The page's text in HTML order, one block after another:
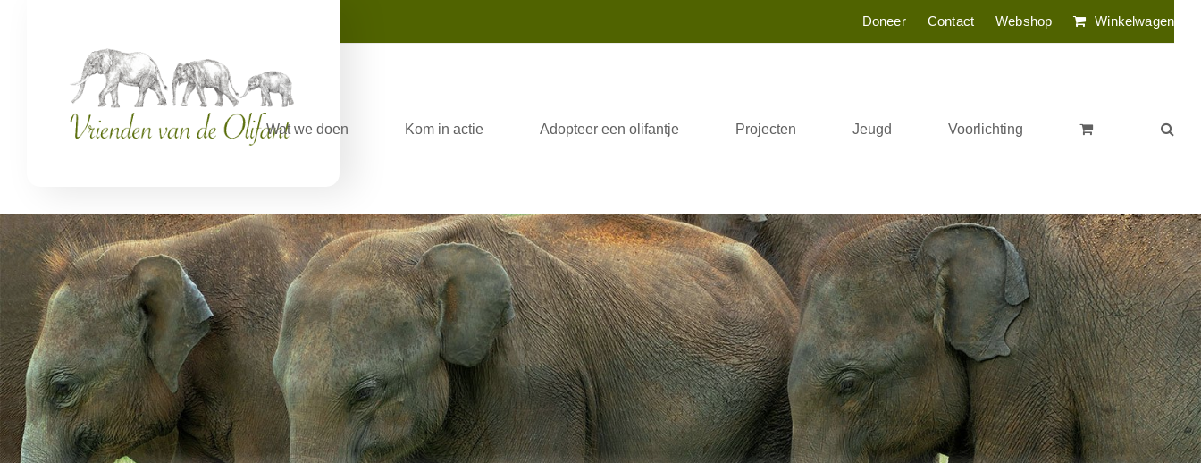
Doneer Contact Webshop Winkelwagen
Wat we doen Kom in actie Adopteer een olifantje Projecten Jeugd Voorlichting